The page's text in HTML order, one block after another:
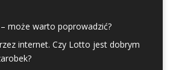
może warto poprowadzić?
internet. Czy Lotto jest dobrym